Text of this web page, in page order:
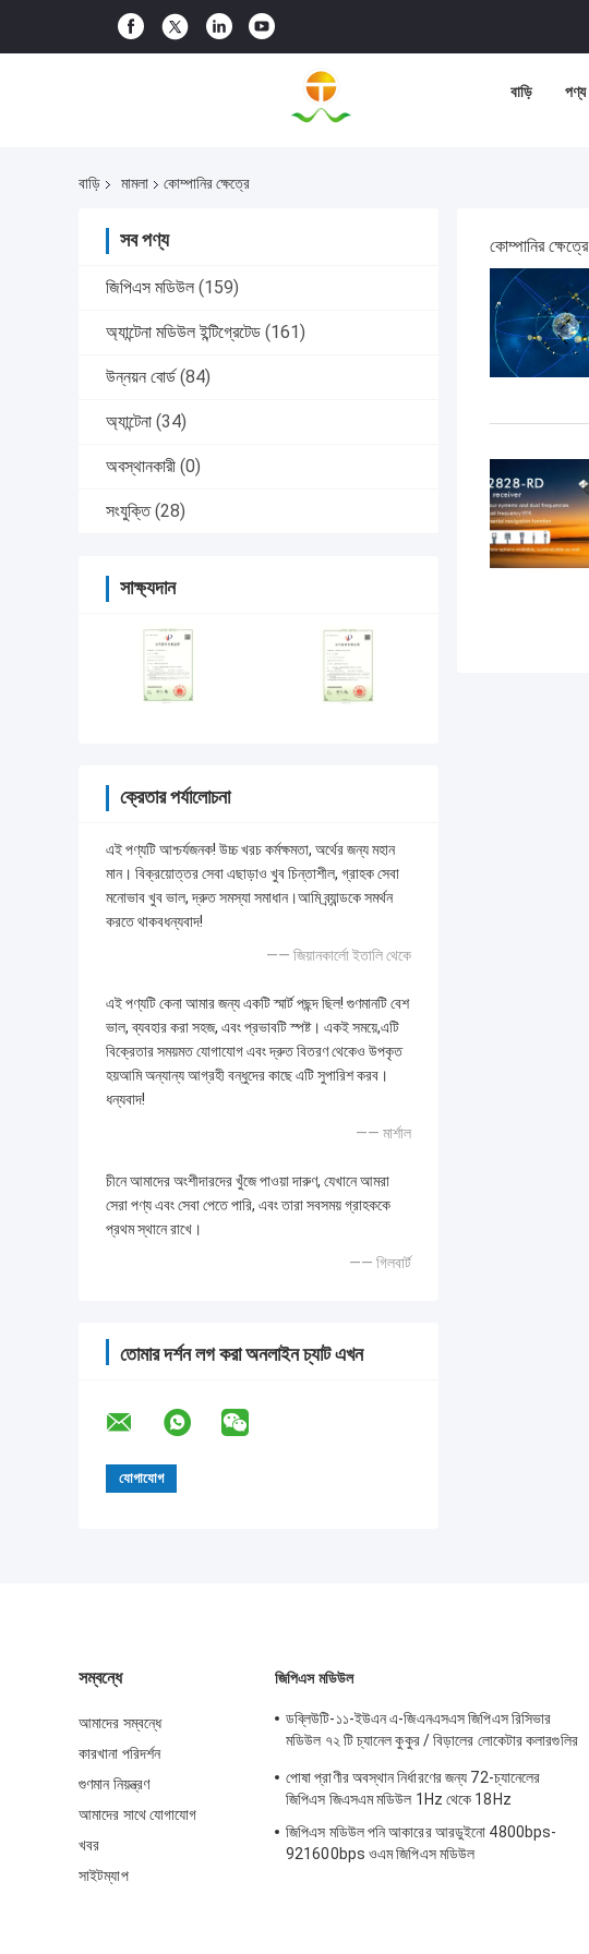
বাড়ি পণ্য
বাড়ি মামলা কোম্পানির ক্ষেত্রে
সব পণ্য
জিপিএস মডিউল (159)
অ্যান্টেনা মডিউল ইন্টিগ্রেটেড (161)
উন্নয়ন বোর্ড (84)
অ্যান্টেনা (34)
অবস্থানকারী (0)
সংযুক্তি (28)
সাক্ষ্যদান
ক্রেতার পর্যালোচনা
এই পণ্যটি আশ্চর্যজনক! উচ্চ খরচ কর্মক্ষমতা, অর্থের জন্য মহান
মান। বিক্রয়োত্তর সেবা এছাড়াও খুব চিন্তাশীল, গ্রাহক সেবা
মনোভাব খুব ভাল, দ্রুত সমস্যা সমাধান।আমি ব্র্যান্ডকে সমর্থন
করতে থাকবধন্যবাদ!
—— জিয়ানকার্লো ইতালি থেকে
এই পণ্যটি কেনা আমার জন্য একটি স্মার্ট পছন্দ ছিল! গুণমানটি বেশ
ভাল, ব্যবহার করা সহজ, এবং প্রভাবটি স্পষ্ট। একই সময়ে,এটি
বিক্রেতার সময়মত যোগাযোগ এবং দ্রুত বিতরণ থেকেও উপকৃত
হয়আমি অন্যান্য আগ্রহী বন্ধুদের কাছে এটি সুপারিশ করব।
ধন্যবাদ!
—— মার্শাল
চীনে আমাদের অংশীদারদের খুঁজে পাওয়া দারুণ, যেখানে আমরা
সেরা পণ্য এবং সেবা পেতে পারি, এবং তারা সবসময় গ্রাহককে
প্রথম স্থানে রাখে।
—— গিলবার্ট
তোমার দর্শন লগ করা অনলাইন চ্যাট এখন
কোম্পানির ক্ষেত্রে
সম্বন্ধে
আমাদের সম্বন্ধে
কারখানা পরিদর্শন
গুণমান নিয়ন্ত্রণ
আমাদের সাথে যোগাযোগ
খবর
সাইটম্যাপ
জিপিএস মডিউল
ডব্লিউটি-১১-ইউএন এ-জিএনএসএস জিপিএস রিসিভার
মডিউল ৭২ টি চ্যানেল কুকুর / বিড়ালের লোকেটার কলারগুলির
পোষা প্রাণীর অবস্থান নির্ধারণের জন্য 72-চ্যানেলের
জিপিএস জিএসএম মডিউল 1Hz থেকে 18Hz
জিপিএস মডিউল পনি আকারের আরডুইনো 4800bps-
921600bps ওএম জিপিএস মডিউল